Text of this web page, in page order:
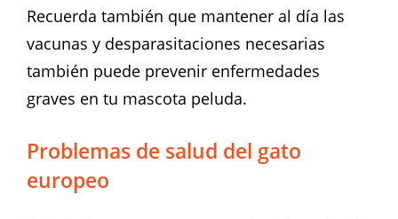
Recuerda también que mantener al día las
vacunas y desparasitaciones necesarias
también puede prevenir enfermedades
graves en tu mascota peluda.
Problemas de salud del gato
europeo